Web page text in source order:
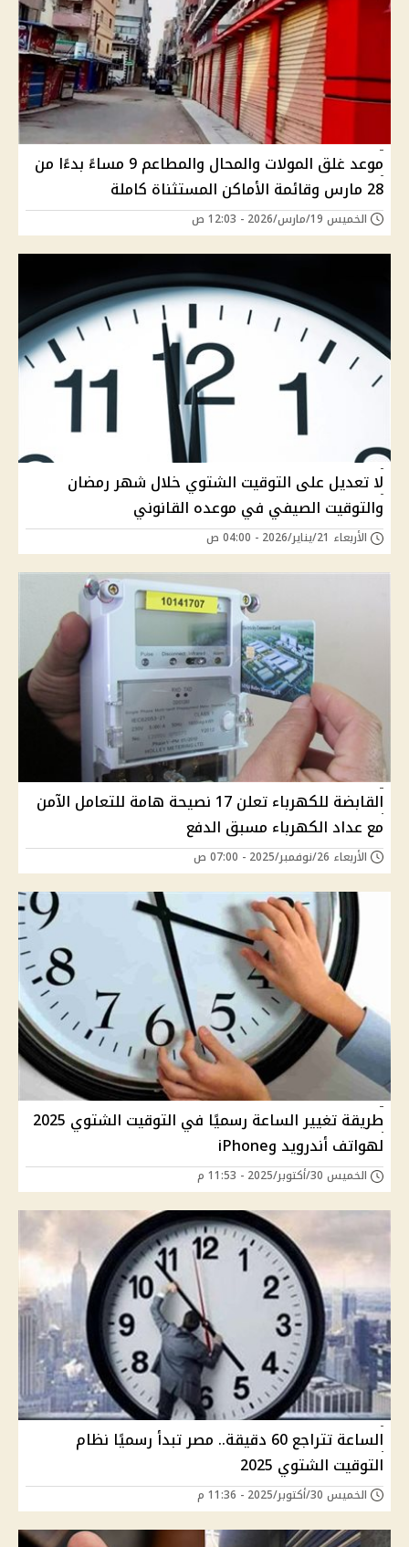
موعد غلق المولات والمحال والمطاعم 9 مساءً بدءًا من
28 مارس وقائمة الأماكن المستثناة كاملة
الخميس 19/مارس/2026 - 12:03 ص
لا تعديل على التوقيت الشتوي خلال شهر رمضان
والتوقيت الصيفي في موعده القانوني
الأربعاء 21/يناير/2026 - 04:00 ص
القابضة للكهرباء تعلن 17 نصيحة هامة للتعامل الآمن
مع عداد الكهرباء مسبق الدفع
الأربعاء 26/نوفمبر/2025 - 07:00 ص
طريقة تغيير الساعة رسميًا في التوقيت الشتوي 2025
لهواتف أندرويد وiPhone
الخميس 30/أكتوبر/2025 - 11:53 م
الساعة تتراجع 60 دقيقة.. مصر تبدأ رسميًا نظام
التوقيت الشتوي 2025
الخميس 30/أكتوبر/2025 - 11:36 م